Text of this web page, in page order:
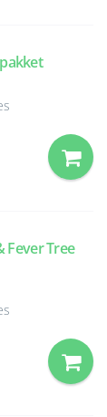
Fever Tree